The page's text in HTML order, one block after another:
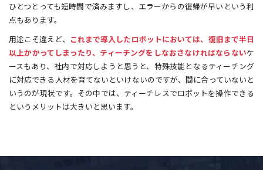
ひとつとっても短時間で済みますし、エラーからの復帰が早いという利
点もあります。
用途こそ違えど、 これまで導入したロボットにおいては、復旧まで半日
以上かかってしまったり、ティーチングをしなおさなければならないケ
ースもあり、社内で対応しようと思うと、特殊技能となるティーチング
に対応できる人材を育てないといけないのですが、間に合っていないと
いうのが現状です。その中では、ティーチレスでロボットを操作できる
というメリットは大きいと思います。